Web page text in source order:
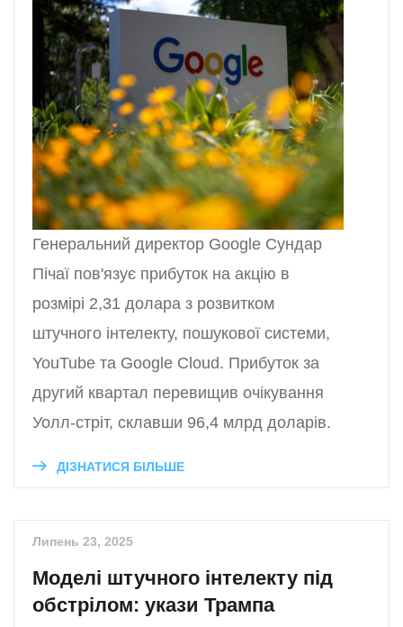
Генеральний директор Google Сундар
Пічаї пов'язує прибуток на акцію в
розмірі 2,31 долара з розвитком
штучного інтелекту, пошукової системи,
YouTube та Google Cloud. Прибуток за
другий квартал перевищив очікування
Уолл-стріт, склавши 96,4 млрд доларів.
ДІЗНАТИСЯ БІЛЬШЕ
Липень 23, 2025
Моделі штучного інтелекту під
обстрілом: укази Трампа